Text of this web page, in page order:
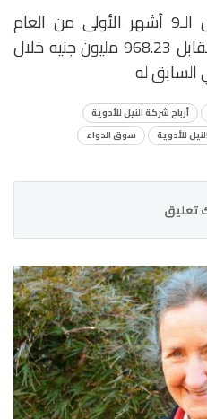
وقفزت إيرادات الشركة خلال الـ9 أشهر الأولى من العام
الجاري إلى 1.91 مليار جنيه، مقابل 968.23 مليون جنيه خلال
السابق له
أرباح شركة النيل للأدوية
النيل للأدوية
سوق الدواء
تعليق